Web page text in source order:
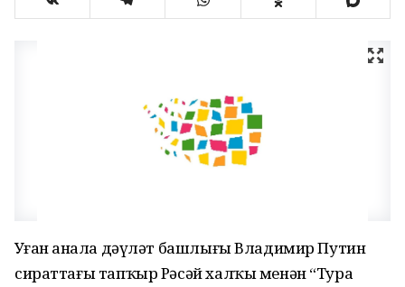
Уҙған аҙнала дәүләт башлығы Владимир Путин
сираттағы тапҡыр Рәсәй халҡы менән “Тура